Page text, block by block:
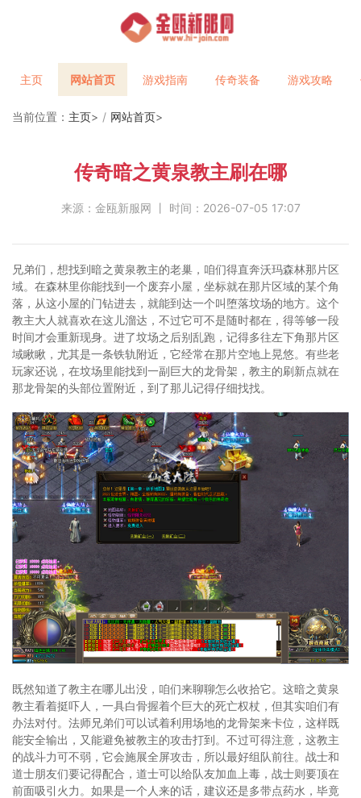
主页 网站首页 游戏指南 传奇装备 游戏攻略
当前位置： 主页> 网站首页>
传奇暗之黄泉教主刷在哪
来源：金瓯新服网 丨 时间：2026-07-05 17:07
兄弟们，想找到暗之黄泉教主的老巢，咱们得直奔沃玛森林那片区
域。在森林里你能找到一个废弃小屋，坐标就在那片区域的某个角
落，从这小屋的门钻进去，就能到达一个叫堕落坟场的地方。这个
教主大人就喜欢在这儿溜达，不过它可不是随时都在，得等够一段
时间才会重新现身。进了坟场之后别乱跑，记得多往左下角那片区
域瞅瞅，尤其是一条铁轨附近，它经常在那片空地上晃悠。有些老
玩家还说，在坟场里能找到一副巨大的龙骨架，教主的刷新点就在
那龙骨架的头部位置附近，到了那儿记得仔细找找。
既然知道了教主在哪儿出没，咱们来聊聊怎么收拾它。这暗之黄泉
教主看着挺吓人，一具白骨握着个巨大的死亡权杖，但其实咱们有
办法对付。法师兄弟们可以试着利用场地的龙骨架来卡位，这样既
能安全输出，又能避免被教主的攻击打到。不过可得注意，这教主
的战斗力可不弱，它会施展全屏攻击，所以最好组队前往。战士和
道士朋友们要记得配合，道士可以给队友加血上毒，战士则要顶在
前面吸引火力。如果是一个人来的话，建议还是多带点药水，毕竟